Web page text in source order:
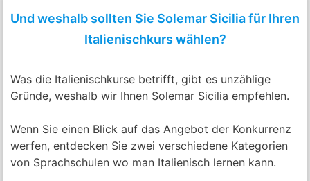
Und weshalb sollten Sie Solemar Sicilia für Ihren
Italienischkurs wählen?
Was die Italienischkurse betrifft, gibt es unzählige
Gründe, weshalb wir Ihnen Solemar Sicilia empfehlen.
Wenn Sie einen Blick auf das Angebot der Konkurrenz
werfen, entdecken Sie zwei verschiedene Kategorien
von Sprachschulen wo man Italienisch lernen kann.